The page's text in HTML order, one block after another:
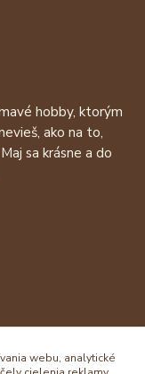
hobby, ktorým
ako na to,
sa krásne a do
webu, analytické